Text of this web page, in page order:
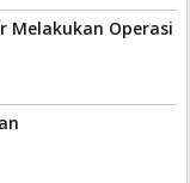
Melakukan Operasi